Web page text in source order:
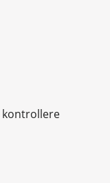
kontrollere